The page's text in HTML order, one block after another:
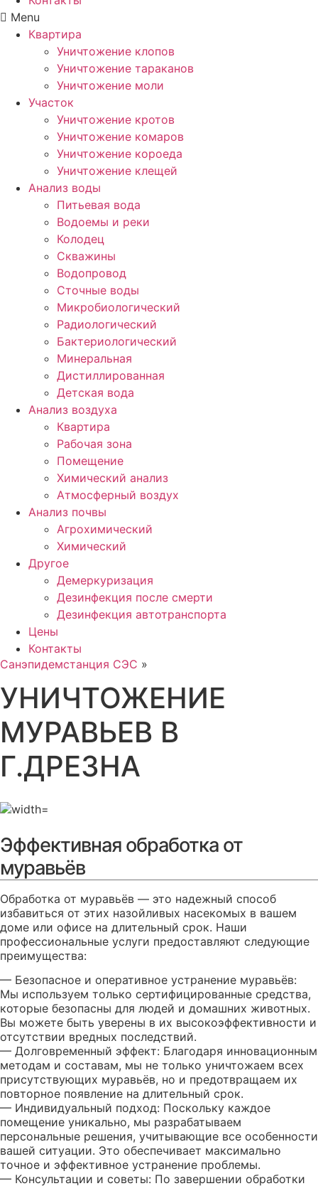
Menu
Квартира
Уничтожение клопов
Уничтожение тараканов
Уничтожение моли
Участок
Уничтожение кротов
Уничтожение комаров
Уничтожение короеда
Уничтожение клещей
Анализ воды
Питьевая вода
Водоемы и реки
Колодец
Скважины
Водопровод
Сточные воды
Микробиологический
Радиологический
Бактериологический
Минеральная
Дистиллированная
Детская вода
Анализ воздуха
Квартира
Рабочая зона
Помещение
Химический анализ
Атмосферный воздух
Анализ почвы
Агрохимический
Химический
Другое
Демеркуризация
Дезинфекция после смерти
Дезинфекция автотранспорта
Цены
Контакты
Санэпидемстанция СЭС »
УНИЧТОЖЕНИЕ
МУРАВЬЕВ В
Г.ДРЕЗНА
Эффективная обработка от
муравьёв
Обработка от муравьёв — это надежный способ
избавиться от этих назойливых насекомых в вашем
доме или офисе на длительный срок. Наши
профессиональные услуги предоставляют следующие
преимущества:
— Безопасное и оперативное устранение муравьёв:
Мы используем только сертифицированные средства,
которые безопасны для людей и домашних животных.
Вы можете быть уверены в их высокоэффективности и
отсутствии вредных последствий.
— Долговременный эффект: Благодаря инновационным
методам и составам, мы не только уничтожаем всех
присутствующих муравьёв, но и предотвращаем их
повторное появление на длительный срок.
— Индивидуальный подход: Поскольку каждое
помещение уникально, мы разрабатываем
персональные решения, учитывающие все особенности
вашей ситуации. Это обеспечивает максимально
точное и эффективное устранение проблемы.
— Консультации и советы: По завершении обработки